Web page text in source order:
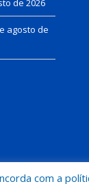
de 2026
agosto de
com a